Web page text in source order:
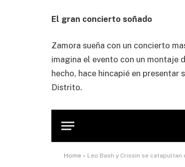
El gran concierto soñado
Zamora sueña con un concierto
imagina el evento con un montaje
hecho, hace hincapié en
Distrito.